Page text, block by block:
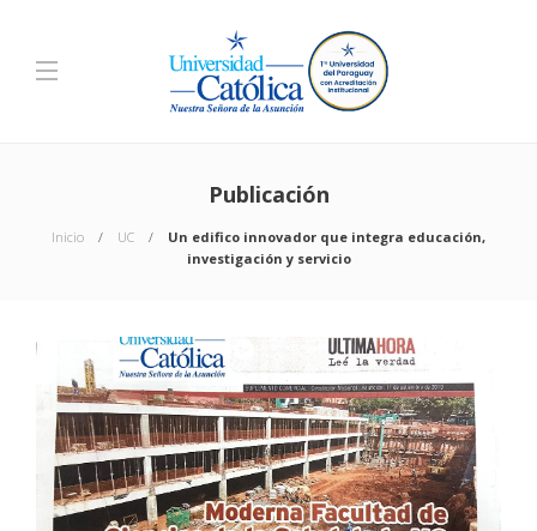
Publicación
Inicio UC
Un edifico innovador que integra educación,
investigación y servicio